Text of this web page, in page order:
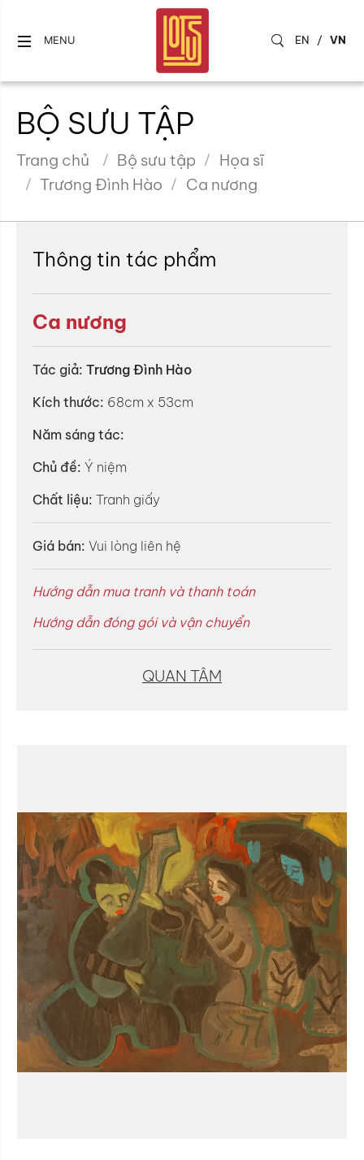
MENU EN / VN
BỘ SƯU TẬP
Trang chủ Bộ sưu tập
Họa sĩ
Trương Đình Hào
Ca nương
Thông tin tác phẩm
Ca nương
Tác giả: Trương Đình Hào
Kích thước: 68cm x 53cm
Năm sáng tác:
Chủ đề: Ý niệm
Chất liệu: Tranh giấy
Giá bán: Vui lòng liên hệ
Hướng dẫn mua tranh và thanh toán
Hướng dẫn đóng gói và vận chuyển
QUAN TÂM